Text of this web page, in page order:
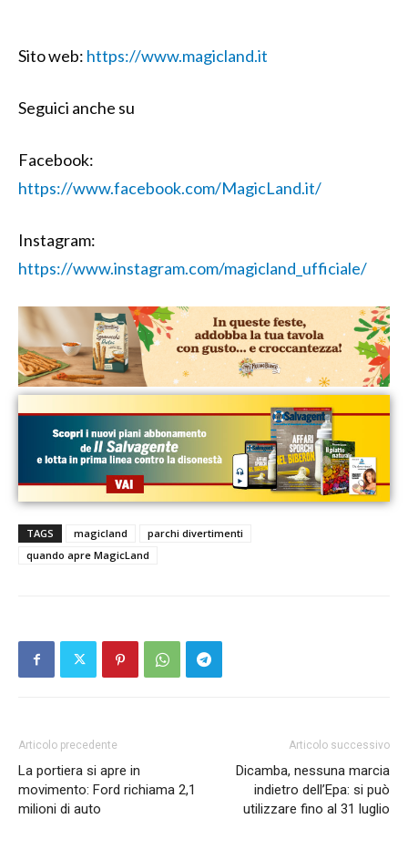
Sito web: https://www.magicland.it
Seguici anche su
Facebook:
https://www.facebook.com/MagicLand.it/
Instagram:
https://www.instagram.com/magicland_ufficiale/
TAGS magicland
parchi divertimenti
quando apre MagicLand
Articolo precedente
La portiera si apre in
movimento: Ford richiama 2,1
milioni di auto
Articolo successivo
Dicamba, nessuna marcia
indietro dell’Epa: si può
utilizzare fino al 31 luglio